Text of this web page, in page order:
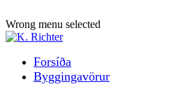
Wrong menu selected
Forsíða
Byggingavörur